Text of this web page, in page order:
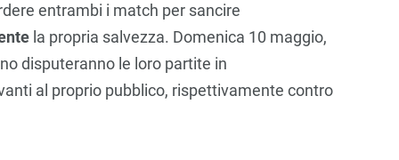
entrambi i match per sancire
la propria salvezza. Domenica 10 maggio,
disputeranno le loro partite in
al proprio pubblico, rispettivamente contro